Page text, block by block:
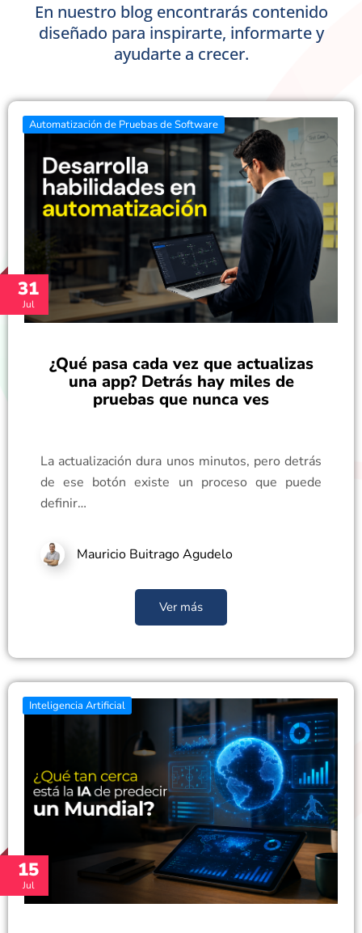
En nuestro blog encontrarás contenido
diseñado para inspirarte, informarte y
ayudarte a crecer.
31
Jul
Automatización de Pruebas de Software
¿Qué pasa cada vez que actualizas
una app? Detrás hay miles de
pruebas que nunca ves
La actualización dura unos minutos, pero detrás
de ese botón existe un proceso que puede
definir…
Mauricio Buitrago Agudelo
Ver más
15
Jul
Inteligencia Artificial